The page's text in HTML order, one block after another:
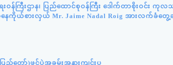
ကြီးဌာန၊ ပြည်ထောင်စုဝန်ကြီး ဒေါက်တာစိုးဝင်း ကုလသ
နေကိုယ်စားလှယ် Mr. Jaime Nadal Roig အားလက်ခံတွ
ြည်တော်)ဖွင့်ပွဲအခမ်းအနားကျင်းပ